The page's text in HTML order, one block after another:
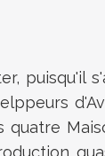
puisqu'il
d'
quatre